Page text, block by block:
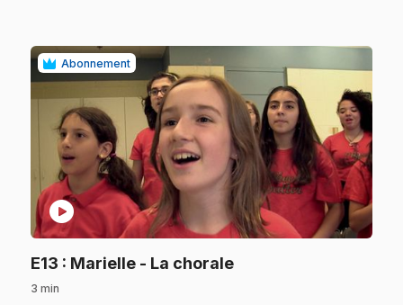
Abonnement
play_circle
E13 : Marielle - La chorale.
3 min